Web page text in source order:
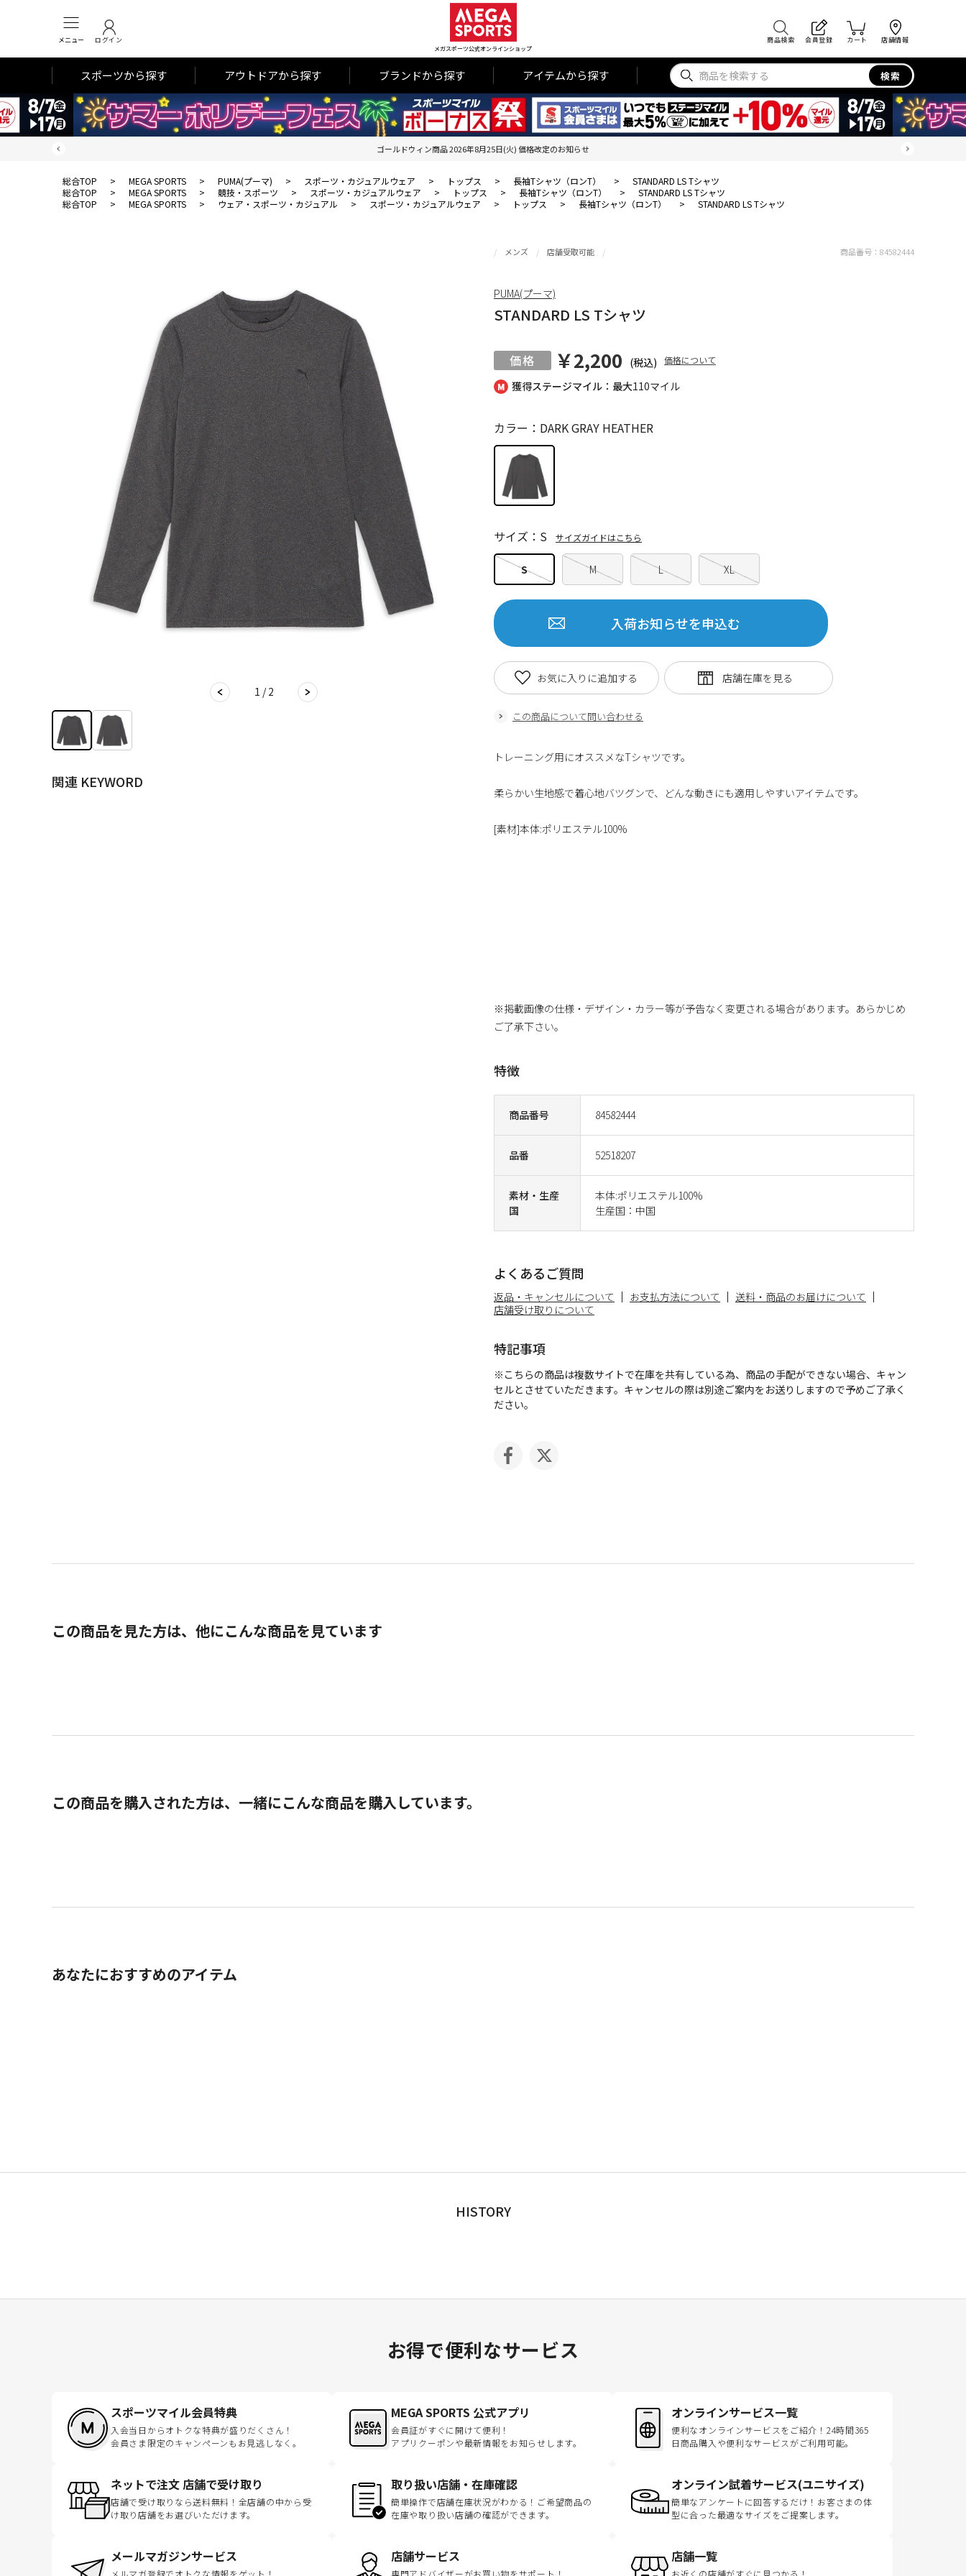
メニュー ログイン
メガスポーツ公式オンラインショップ
商品検索 会員登録 カート 店舗情報
スポーツから探す アウトドアから探す ブランドから探す アイテムから探す 検索
ゴールドウィン商品 2026年8月25日(火) 価格改定のお知らせ
総合TOP > MEGA SPORTS > PUMA(プーマ) > スポーツ・カジュアルウェア > トップス > 長袖Tシャツ（ロンT） >
STANDARD LS Tシャツ
総合TOP
> MEGA SPORTS > 競技・スポーツ > スポーツ・カジュアルウェア > トップス > 長袖Tシャツ（ロンT） >
STANDARD LS Tシャツ
総合TOP
> MEGA SPORTS > ウェア・スポーツ・カジュアル > スポーツ・カジュアルウェア > トップス > 長袖Tシャツ（ロンT） > STANDARD LS Tシャツ
1 / 2
関連 KEYWORD
獲得ステージマイル：最大110マイル
メンズ 店舗受取可能
STANDARD LS Tシャツ
￥2,200 (税込) 価格について
商品番号 84582444
品番 52518207
素材・生産
国
本体:ポリエステル100%
生産国：中国
カラー：DARK GRAY HEATHER
S M L XL
サイズ：S サイズガイドはこちら
入荷お知らせを申込む
この商品について問い合わせる
お気に入りに追加する
商品番号： 84582444
PUMA(プーマ)
トレーニング用にオススメなTシャツです。
柔らかい生地感で着心地バツグンで、どんな動きにも適用しやすいアイテムです。
[素材]本体:ポリエステル100%
※掲載画像の仕様・デザイン・カラー等が予告なく変更される場合があります。あらかじめ
ご了承下さい。
特徴
よくあるご質問
返品・キャンセルについて お支払方法について
送料・商品のお届けについて
店舗受け取りについて
特記事項
※こちらの商品は複数サイトで在庫を共有している為、商品の手配ができない場合、キャン
セルとさせていただきます。キャンセルの際は別途ご案内をお送りしますので予めご了承く
ださい。
この商品を見た方は、他にこんな商品を見ています
この商品を購入された方は、一緒にこんな商品を購入しています。
あなたにおすすめのアイテム
HISTORY
お得で便利なサービス
スポーツマイル会員特典
入会当日からオトクな特典が盛りだくさん！
会員さま限定のキャンペーンもお見逃しなく。
MEGA SPORTS 公式アプリ
会員証がすぐに開けて便利！
アプリクーポンや最新情報をお知らせします。
オンラインサービス一覧
便利なオンラインサービスをご紹介！24時間365
日商品購入や便利なサービスがご利用可能。
ネットで注文 店舗で受け取り
店舗で受け取りなら送料無料！全店舗の中から受
け取り店舗をお選びいただけます。
取り扱い店舗・在庫確認
簡単操作で店舗在庫状況がわかる！ご希望商品の
在庫や取り扱い店舗の確認ができます。
オンライン試着サービス(ユニサイズ)
簡単なアンケートに回答するだけ！お客さまの体
型に合った最適なサイズをご提案します。
メールマガジンサービス
メルマガ登録でオトクな情報をゲット！
店舗サービス
専門アドバイザーがお買い物をサポート！
店舗一覧
お近くの店舗がすぐに見つかる！